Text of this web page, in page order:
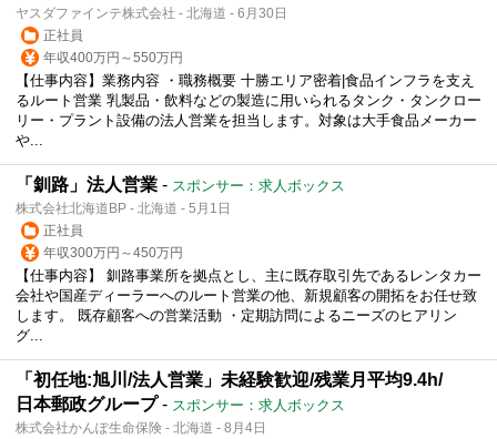
ヤスダファインテ株式会社 - 北海道 - 6月30日
正社員
年収400万円～550万円
【仕事内容】業務内容 ・職務概要 十勝エリア密着|食品インフラを支え
るルート営業 乳製品・飲料などの製造に用いられるタンク・タンクロー
リー・プラント設備の法人営業を担当します。対象は大手食品メーカー
や...
「釧路」法人営業 - スポンサー：求人ボックス
株式会社北海道BP - 北海道 - 5月1日
正社員
年収300万円～450万円
【仕事内容】 釧路事業所を拠点とし、主に既存取引先であるレンタカー
会社や国産ディーラーへのルート営業の他、新規顧客の開拓をお任せ致
します。 既存顧客への営業活動 ・定期訪問によるニーズのヒアリン
グ...
「初任地:旭川/法人営業」未経験歓迎/残業月平均9.4h/
日本郵政グループ- スポンサー：求人ボックス
株式会社かんぽ生命保険 - 北海道 - 8月4日